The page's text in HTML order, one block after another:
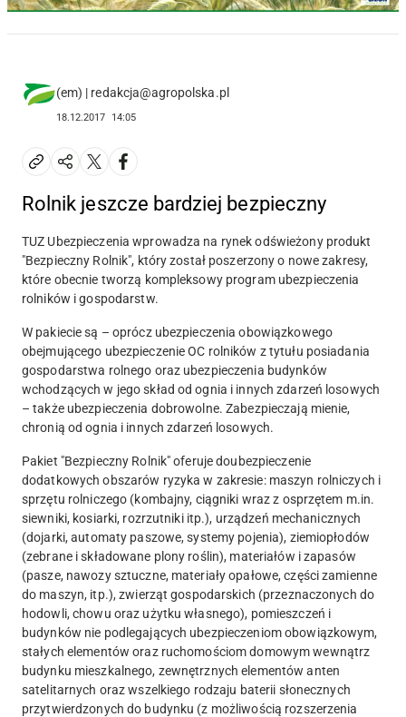
(em) | redakcja@agropolska.pl
18.12.2017 14:05
Rolnik jeszcze bardziej bezpieczny
TUZ Ubezpieczenia wprowadza na rynek odświeżony produkt
"Bezpieczny Rolnik", który został poszerzony o nowe zakresy,
które obecnie tworzą kompleksowy program ubezpieczenia
rolników i gospodarstw.
W pakiecie są – oprócz ubezpieczenia obowiązkowego
obejmującego ubezpieczenie OC rolników z tytułu posiadania
gospodarstwa rolnego oraz ubezpieczenia budynków
wchodzących w jego skład od ognia i innych zdarzeń losowych
– także ubezpieczenia dobrowolne. Zabezpieczają mienie,
chronią od ognia i innych zdarzeń losowych.
Pakiet "Bezpieczny Rolnik" oferuje doubezpieczenie
dodatkowych obszarów ryzyka w zakresie: maszyn rolniczych i
sprzętu rolniczego (kombajny, ciągniki wraz z osprzętem m.in.
siewniki, kosiarki, rozrzutniki itp.), urządzeń mechanicznych
(dojarki, automaty paszowe, systemy pojenia), ziemiopłodów
(zebrane i składowane plony roślin), materiałów i zapasów
(pasze, nawozy sztuczne, materiały opałowe, części zamienne
do maszyn, itp.), zwierząt gospodarskich (przeznaczonych do
hodowli, chowu oraz użytku własnego), pomieszczeń i
budynków nie podlegających ubezpieczeniom obowiązkowym,
stałych elementów oraz ruchomościom domowym wewnątrz
budynku mieszkalnego, zewnętrznych elementów anten
satelitarnych oraz wszelkiego rodzaju baterii słonecznych
przytwierdzonych do budynku (z możliwością rozszerzenia